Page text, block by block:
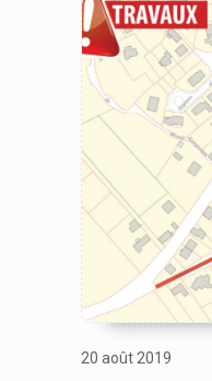
20 août 2019